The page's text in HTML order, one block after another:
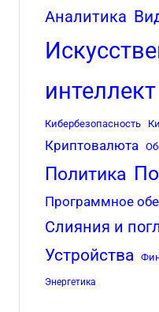
Аналитика
интеллект
Кибербезопасность
Криптовалюта
Политика
Программное
Слияния и
Устройства
Энергетика